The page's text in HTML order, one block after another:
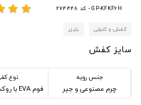
GP-KFKF6H - کد 274448 star
star
کفش و کتونی بلیزر
سایز کفش
جنس رویه
چرم مصنوعی و جیر
نوع
فوم EVA با روکش پارچه‌ای